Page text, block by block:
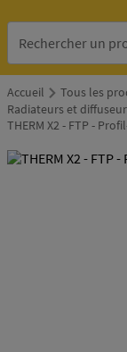
Accueil Tous les
Radiateurs et
THERM X2 - FTP -